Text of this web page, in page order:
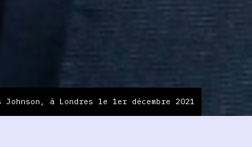
à Londres le 1er décembre 2021